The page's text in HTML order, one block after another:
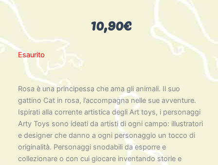
10,90€
Esaurito
Rosa è una principessa che ama gli animali. Il suo
gattino Cat in rosa, l’accompagna nelle sue avventure.
Ispirati alla corrente artistica degli Art toys, i personaggi
Arty Toys sono ideati da artisti di ogni campo: illustratori
e designer che danno a ogni personaggio un tocco di
originalità. Personaggi snodabili da esporre e
collezionare o con cui giocare inventando storie e